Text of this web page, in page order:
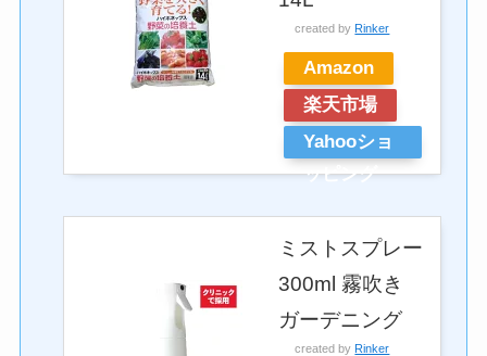
created by Rinker
Amazon
楽天市場
Yahooショ
ッピング
ミストスプレー
300ml 霧吹き
ガーデニング
created by Rinker